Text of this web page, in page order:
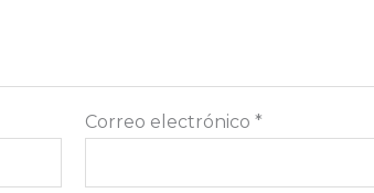
Correo electrónico *